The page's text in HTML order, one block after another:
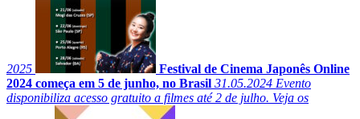
2025
Festival de Cinema Japonês Online
2024 começa em 5 de junho, no Brasil 31.05.2024 Evento
disponibiliza acesso gratuito a filmes até 2 de julho. Veja os